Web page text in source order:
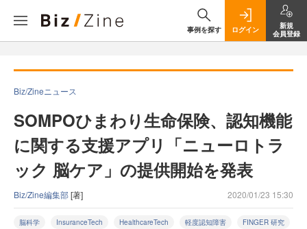
事例を探す ログイン
新規
会員登録
Biz/Zineニュース
SOMPOひまわり生命保険、認知機能
に関する支援アプリ「ニューロトラ
ック 脳ケア」の提供開始を発表
Biz/Zine編集部[著] 2020/01/23 15:30
脳科学 InsuranceTech HealthcareTech 軽度認知障害 FINGER 研究